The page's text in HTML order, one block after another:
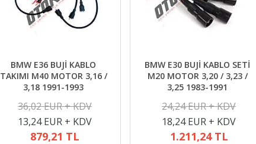
BMW E36 BUJİ KABLO
TAKIMI M40 MOTOR 3,16 /
3,18 1991-1993
36,02 EUR + KDV
13,24 EUR + KDV
879,21 TL
BMW E30 BUJİ KABLO SETİ
M20 MOTOR 3,20 / 3,23 /
3,25 1983-1991
24,24 EUR + KDV
18,24 EUR + KDV
1.211,24 TL